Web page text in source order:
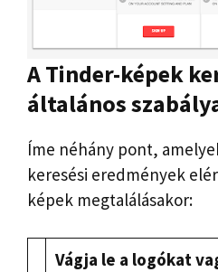
A Tinder-képek
általános
Íme néhány pont,
keresési eredmények
képek megtalálásakor:
Vágja le a logókat